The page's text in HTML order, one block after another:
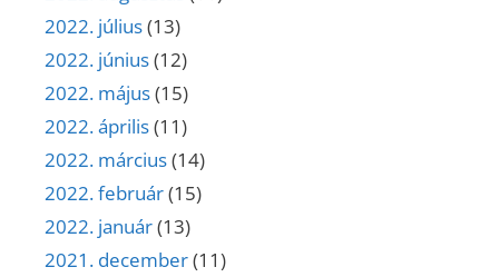
2022. július(13)
2022. június(12)
2022. május(15)
2022. április(11)
2022. március(14)
2022. február(15)
2022. január(13)
2021. december(11)